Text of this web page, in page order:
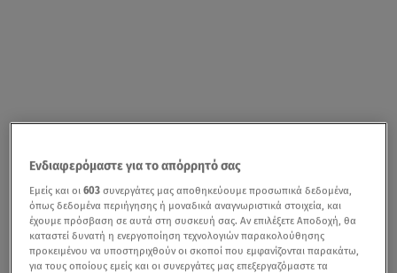
Ενδιαφερόμαστε για το απόρρητό σας
Εμείς και οι603 συνεργάτες μας αποθηκεύουμε προσωπικά δεδομένα,
όπως δεδομένα περιήγησης ή μοναδικά αναγνωριστικά στοιχεία, και
έχουμε πρόσβαση σε αυτά στη συσκευή σας. Αν επιλέξετε Αποδοχή, θα
καταστεί δυνατή η ενεργοποίηση τεχνολογιών παρακολούθησης
προκειμένου να υποστηριχθούν οι σκοποί που εμφανίζονται παρακάτω,
για τους οποίους εμείς και οι συνεργάτες μας επεξεργαζόμαστε τα